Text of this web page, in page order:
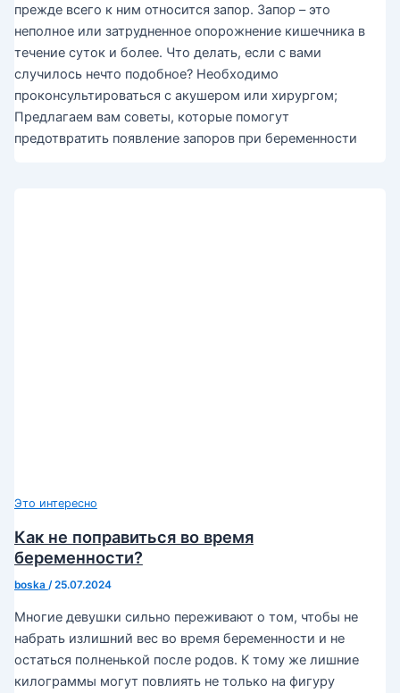
прежде всего к ним относится запор. Запор – это
неполное или затрудненное опорожнение кишечника в
течение суток и более. Что делать, если с вами
случилось нечто подобное? Необходимо
проконсультироваться с акушером или хирургом;
Предлагаем вам советы, которые помогут
предотвратить появление запоров при беременности
Это интересно
Как не поправиться во время
беременности?
boska /25.07.2024
Многие девушки сильно переживают о том, чтобы не
набрать излишний вес во время беременности и не
остаться полненькой после родов. К тому же лишние
килограммы могут повлиять не только на фигуру